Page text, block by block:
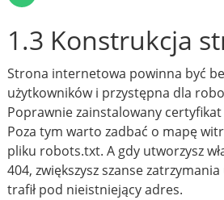
1.3 Konstrukcja
Strona internetowa powinna być
użytkowników i przystępna dla
Poprawnie zainstalowany certyfikat
Poza tym warto zadbać o mapę
pliku robots.txt. A gdy utworzysz
404, zwiększysz szanse
trafił pod nieistniejący adres.